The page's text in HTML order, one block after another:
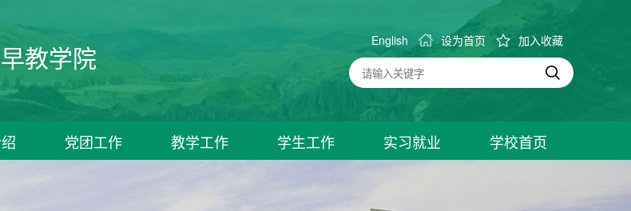
教学院
English 设为首页 加入收藏
党团工作 教学工作 学生工作 实习就业 学校首页